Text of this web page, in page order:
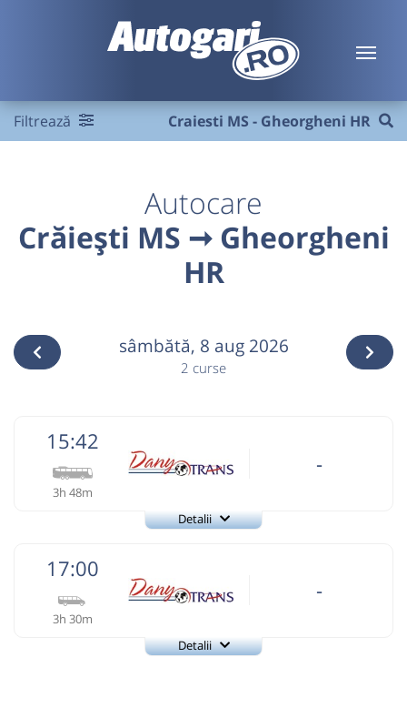
Filtrează Craiesti MS - Gheorgheni HR
Autocare
Crăiești MS ➞ Gheorgheni
HR
sâmbătă, 8 aug 2026
2 curse
15:42
3h 48m
-
Detalii
Dany Trans SRL
+4-0743-421.882 CURSA 1 +4-0754-587.327 CURSA 2 +4-
17:00
3h 30m
-
Detalii